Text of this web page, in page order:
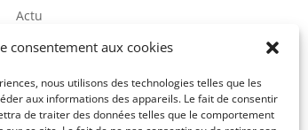
consentement aux cookies
nous utilisons des technologies telles que les
aux informations des appareils. Le fait de consentir
de traiter des données telles que le comportement
Actu
Uncategorized
Méta